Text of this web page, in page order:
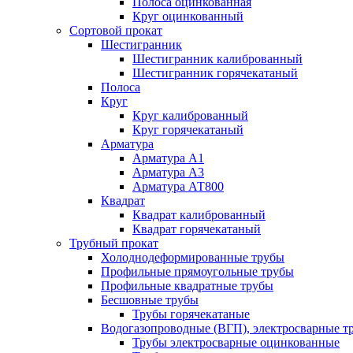
Круг оцинкованный
Сортовой прокат
Шестигранник
Шестигранник калиброванный
Шестигранник горячекатаный
Полоса
Круг
Круг калиброванный
Круг горячекатаный
Арматура
Арматура А1
Арматура А3
Арматура АТ800
Квадрат
Квадрат калиброванный
Квадрат горячекатаный
Трубный прокат
Холоднодеформированные трубы
Профильные прямоугольные трубы
Профильные квадратные трубы
Бесшовные трубы
Трубы горячекатаные
Водогазопроводные (ВГП), электросварные
Трубы электросварные оцинкованные